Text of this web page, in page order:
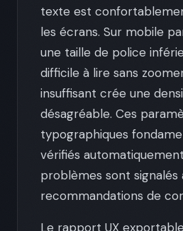
texte est
les écrans. Sur mobile
une taille de police
difficile à lire sans
insuffisant crée une
désagréable. Ces
typographiques
vérifiés
problèmes sont signalés
recommandations de
Le rapport UX